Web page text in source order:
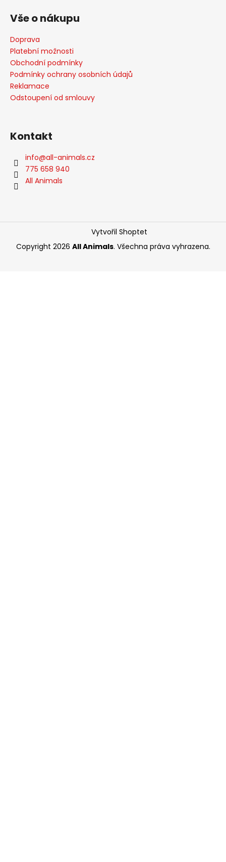
Vše o nákupu
Doprava
Platební možnosti
Obchodní podmínky
Podmínky ochrany osobních údajů
Reklamace
Odstoupení od smlouvy
Kontakt
info@all-animals.cz
775 658 940
All Animals
Vytvořil Shoptet
Copyright 2026 All Animals. Všechna práva vyhrazena.